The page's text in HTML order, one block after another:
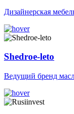
Дизайнерская
Shedroe-leto
Ведущий бренд